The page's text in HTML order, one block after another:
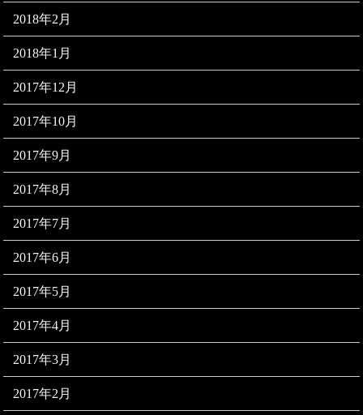
2018年2月
2018年1月
2017年12月
2017年10月
2017年9月
2017年8月
2017年7月
2017年6月
2017年5月
2017年4月
2017年3月
2017年2月